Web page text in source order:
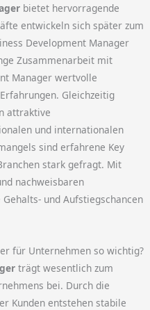
bietet hervorragende
entwickeln sich später zum
Development Manager
Zusammenarbeit mit
Manager wertvolle
Gleichzeitig
attraktive
und internationalen
sind erfahrene Key
stark gefragt. Mit
nachweisbaren
und Aufstiegschancen
für Unternehmen so wichtig?
trägt wesentlich zum
bei. Durch die
Kunden entstehen stabile